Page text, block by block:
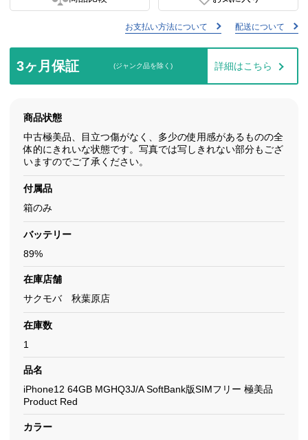
お支払い方法について 配送について
3ヶ月保証 (ジャンク品を除く) 詳細はこちら
商品状態
中古極美品、目立つ傷がなく、多少の使用感があるものの全
体的にきれいな状態です。写真では写しきれない部分もござ
いますのでご了承ください。
付属品
箱のみ
バッテリー
89%
在庫店舗
サクモバ 秋葉原店
在庫数
1
品名
iPhone12 64GB MGHQ3J/A SoftBank版SIMフリー 極美品
Product Red
カラー